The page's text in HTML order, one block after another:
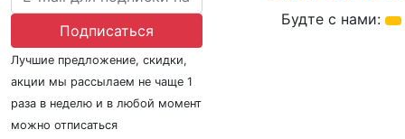
Подписаться
Лучшие предложение, скидки,
акции мы рассылаем не чаще 1
раза в неделю и в любой момент
можно отписаться
Будте с нами: